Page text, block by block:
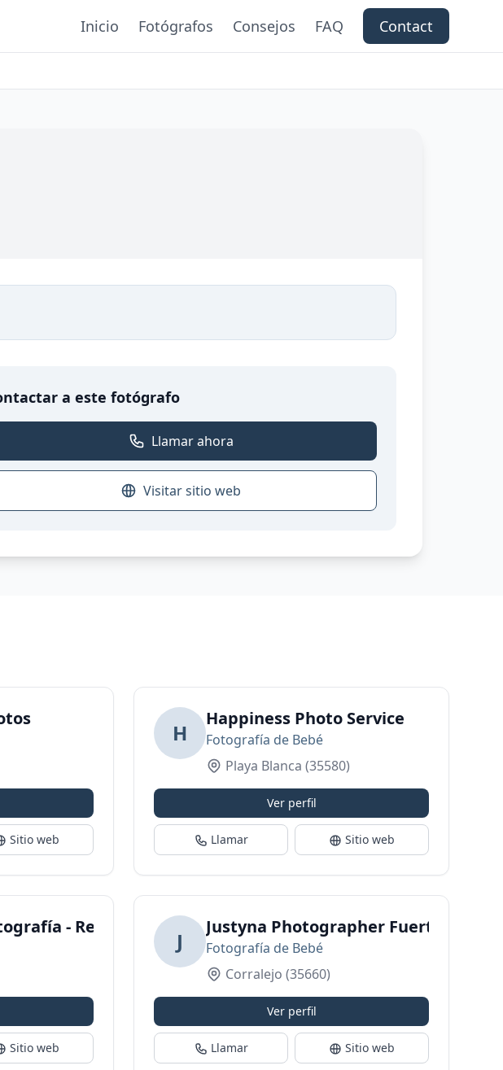
Inicio Fotógrafos Consejos FAQ Contact
a este fotógrafo
Llamar ahora
Visitar sitio web
Sitio web
H
Happiness Photo Service
Fotografía de Bebé
Playa Blanca (35580)
Ver perfil
Llamar Sitio web
- Recién Nacido - Fuerteventura
Sitio web
J
Justyna Photographer
Fotografía de Bebé
Corralejo (35660)
Ver perfil
Llamar Sitio web